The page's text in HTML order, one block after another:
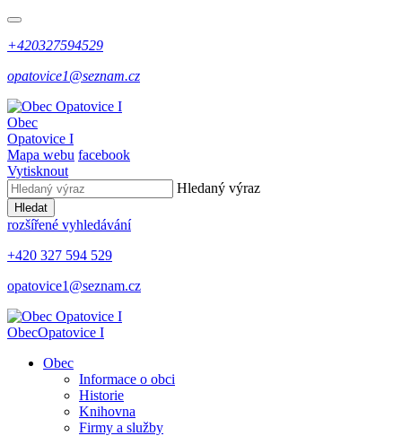
+420327594529
opatovice1@seznam.cz
Obec
Opatovice I
Mapa webu facebook
Vytisknout
Hledaný výraz
Hledat
rozšířené vyhledávání
+420 327 594 529
opatovice1@seznam.cz
ObecOpatovice I
Obec
Informace o obci
Historie
Knihovna
Firmy a služby